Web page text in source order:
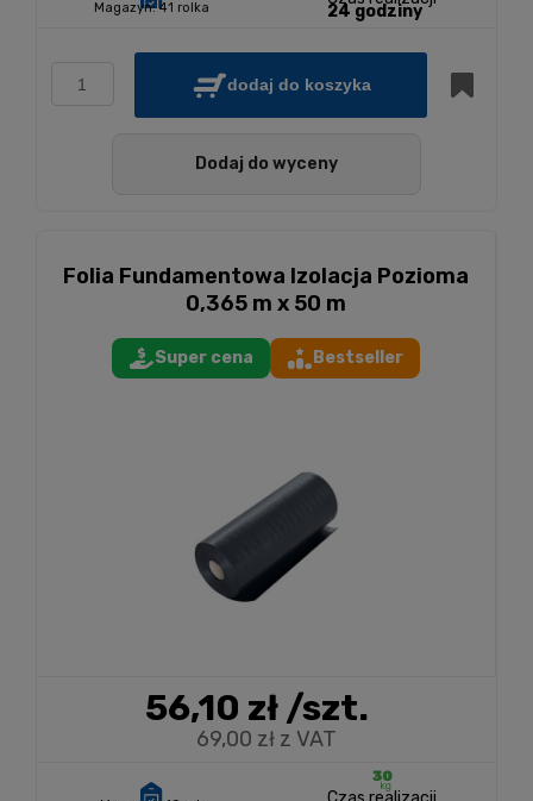
Magazyn: 41 rolka 24 godziny
dodaj do koszyka
Dodaj do wyceny
Folia Fundamentowa Izolacja Pozioma
0,365 m x 50 m
Super cena Bestseller
56,10 zł/szt.
69,00 zł z VAT